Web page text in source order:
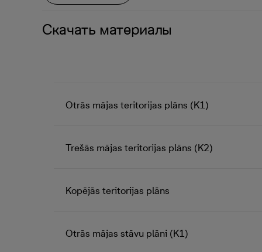
Скачать материалы
Otrās mājas teritorijas plāns (K1)
Trešās mājas teritorijas plāns (K2)
Kopējās teritorijas plāns
Otrās mājas stāvu plāni (K1)